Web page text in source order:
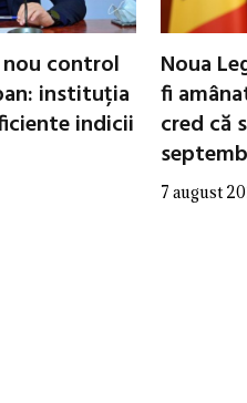
control
instituția
indicii
Noua
fi
cred că
7 august